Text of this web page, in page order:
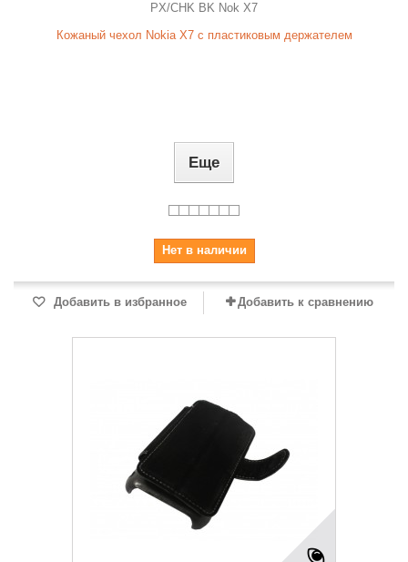
PX/CHK BK Nok X7
Кожаный чехол Nokia X7 с пластиковым держателем
Еще
Нет в наличии
Добавить в избранное Добавить к сравнению